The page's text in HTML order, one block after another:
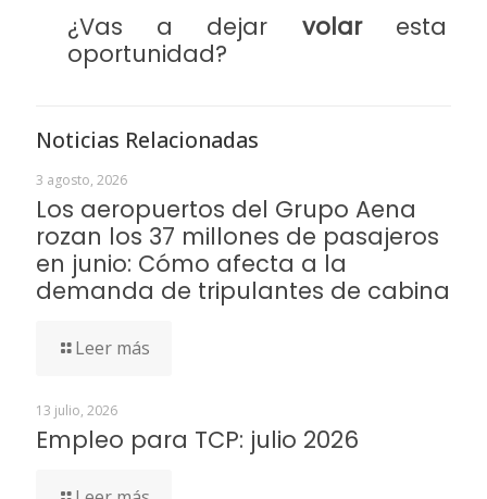
¿Vas a dejar volaresta
oportunidad?
Noticias Relacionadas
3 agosto, 2026
Los aeropuertos del Grupo Aena
rozan los 37 millones de pasajeros
en junio: Cómo afecta a la
demanda de tripulantes de cabina
Leer más
13 julio, 2026
Empleo para TCP: julio 2026